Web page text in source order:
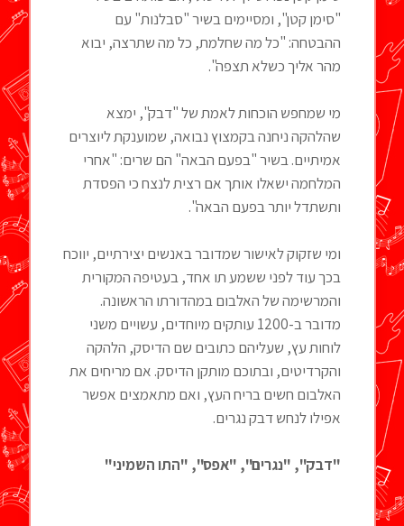
"סימן קטן", ומסיימים בשיר "סבלנות" עם
ההבטחה: "כל מה שחלמת, כל מה שתרצה, יבוא
מהר אליך כשלא תצפה".
מי שמחפש הוכחות לאמת של "דבק", ימצא
שהלהקה ניחנה בקמצוץ נבואה, שמוענקת ליוצרים
אמיתיים. בשיר "בפעם הבאה" הם שרים: "אחרי
המלחמה ישאלו אותך אם רצית לנצח כי הפסדת
ותשתדל יותר בפעם הבאה".
ומי שזקוק לאישור שמדובר באנשים יצירתיים, יווכח
בכך עוד לפני ששמע תו אחד, בעטיפה המקורית
והמרשימה של האלבום במהדורתו הראשונה.
מדובר ב-1200 עותקים מיוחדים, עשויים משני
לוחות עץ, שעליהם כתובים שם הדיסק, הלהקה
והקרדיטים, ובתוכם מותקן הדיסק. אם מריחים את
האלבום חשים בריח העץ, ואם מתאמצים אפשר
אפילו לנחש דבק נגרים.
"דבק", "נגרים", "אפס", "התו השמיני"